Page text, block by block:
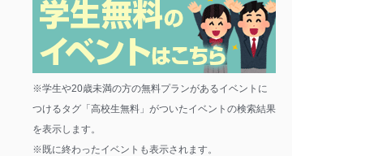
※学生や20歳未満の方の無料プランがあるイベントに
つけるタグ「高校生無料」がついたイベントの検索結果
を表示します。
※既に終わったイベントも表示されます。